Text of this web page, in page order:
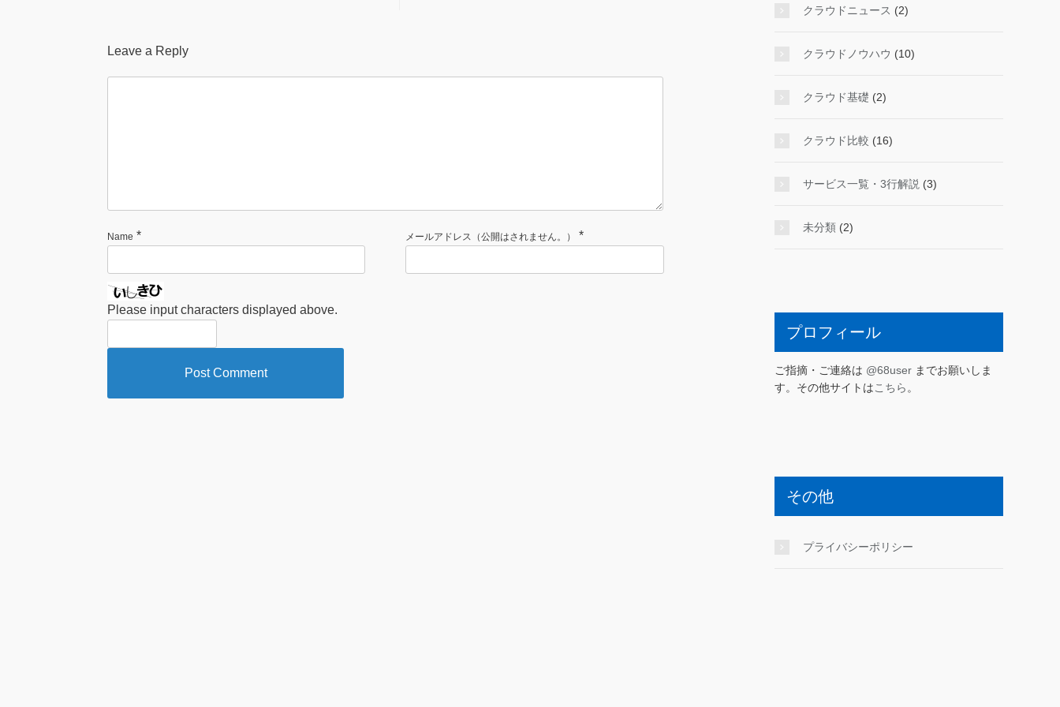
Leave a Reply
Name * メールアドレス（公開はされません。） *
Please input characters displayed above.
クラウドニュース (2)
クラウドノウハウ (10)
クラウド基礎 (2)
クラウド比較 (16)
サービス一覧・3行解説 (3)
未分類 (2)
プロフィール
ご指摘・ご連絡は @68user までお願いしま
す。その他サイトはこちら 。
その他
プライバシーポリシー